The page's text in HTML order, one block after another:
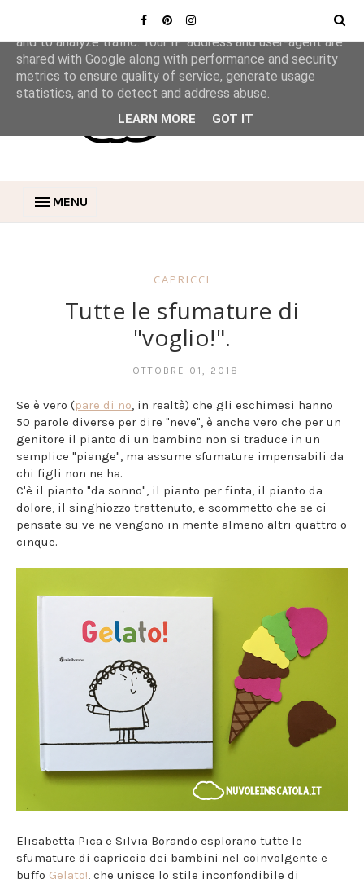
MENU
CAPRICCI
Tutte le sfumature di
"voglio!".
OTTOBRE 01, 2018
Se è vero (pare di no, in realtà) che gli eschimesi hanno
50 parole diverse per dire "neve", è anche vero che per un
genitore il pianto di un bambino non si traduce in un
semplice "piange", ma assume sfumature impensabili da
chi figli non ne ha.
C'è il pianto "da sonno", il pianto per finta, il pianto da
dolore, il singhiozzo trattenuto, e scommetto che se ci
pensate su ve ne vengono in mente almeno altri quattro o
cinque.
Elisabetta Pica e Silvia Borando esplorano tutte le
sfumature di capriccio dei bambini nel coinvolgente e
buffo Gelato! , che unisce lo stile inconfondibile di
This site uses cookies from Google to deliver its services
and to analyze traffic. Your IP address and user-agent are
shared with Google along with performance and security
metrics to ensure quality of service, generate usage
statistics, and to detect and address abuse.
LEARN MORE GOT IT